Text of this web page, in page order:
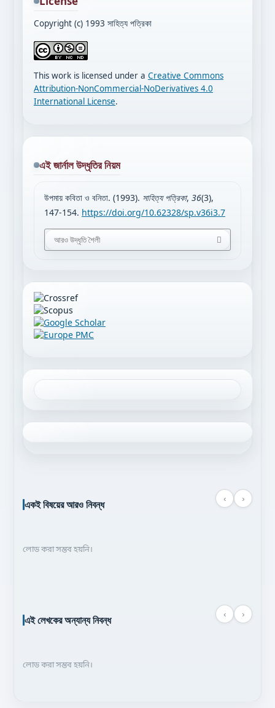
Copyright (c) 1993 সাহিত্য পত্রিকা
This work is licensed under a Creative Commons
Attribution-NonCommercial-NoDerivatives 4.0
International License.
এই জার্নাল উদ্ধৃতির নিয়ম
উপমায় কবিতা ও বনিতা. (1993). সাহিত্য পত্রিকা, 36(3),
147-154. https://doi.org/10.62328/sp.v36i3.7
আরও উদ্ধৃতি শৈলী
একই বিষয়ের আরও নিবন্ধ ‹ ›
লোড করা সম্ভব হয়নি।
এই লেখকের অন্যান্য নিবন্ধ ‹ ›
লোড করা সম্ভব হয়নি।